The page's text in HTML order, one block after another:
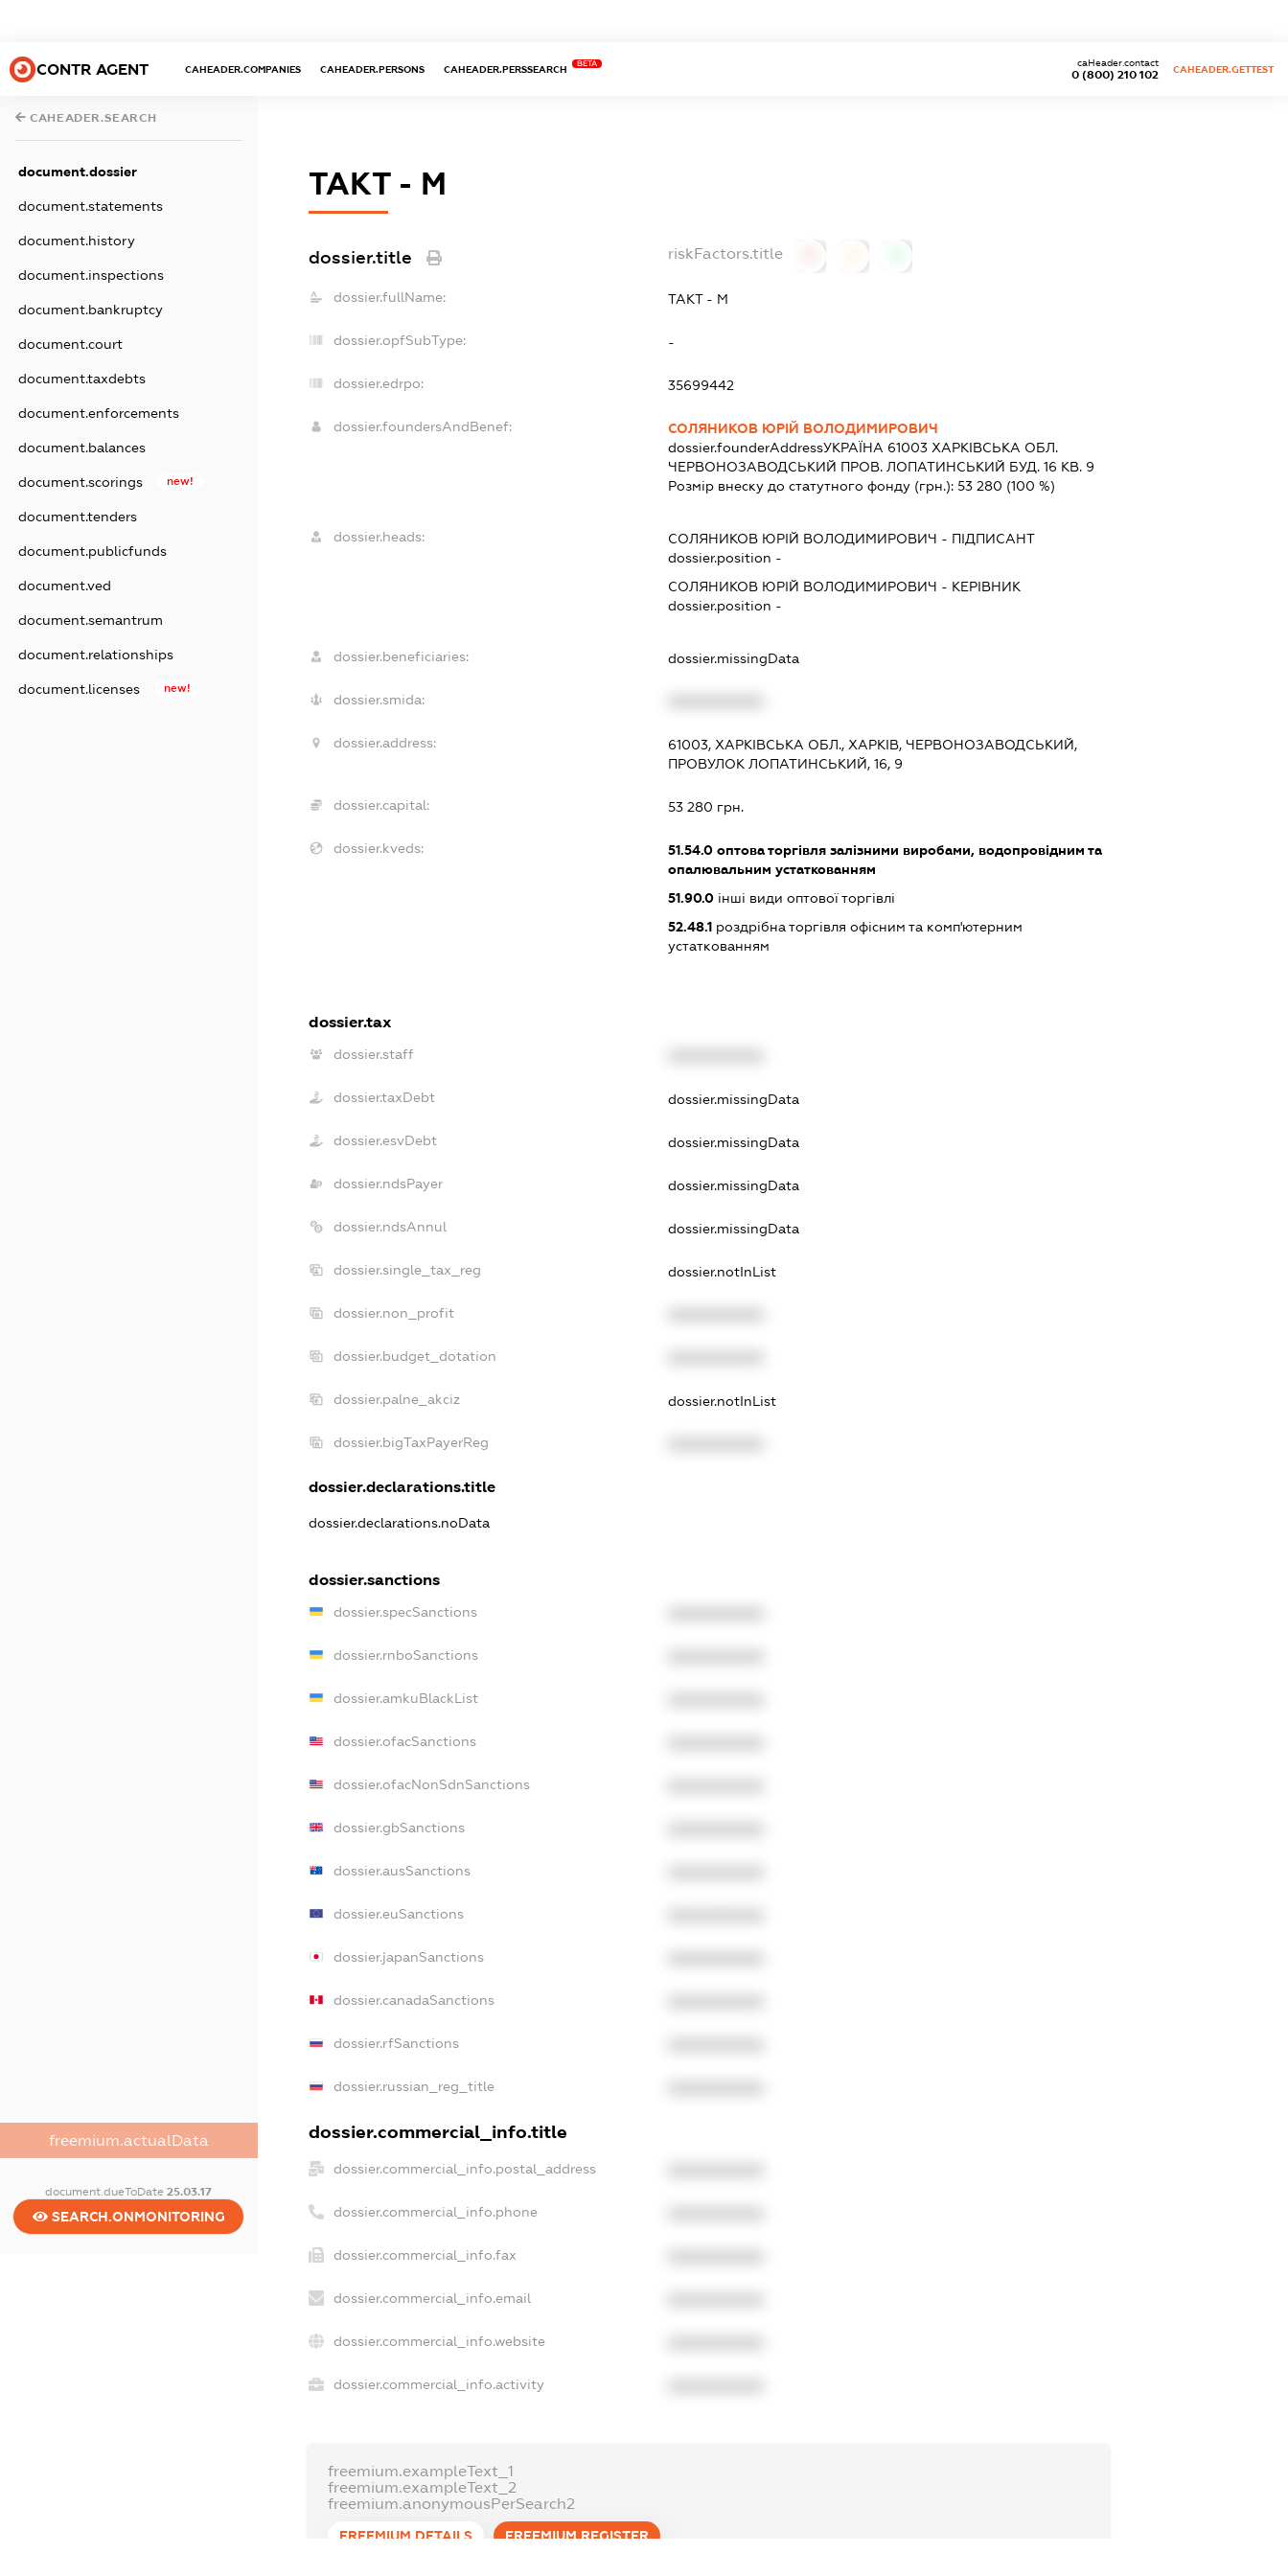
CONTR AGENT CAHEADER.COMPANIES CAHEADER.PERSONS CAHEADER.PERSSEARCH
BETA
0 (800) 210 102
caHeader.contact
CAHEADER.GETTEST
CAHEADER.SEARCH
document.dossier
document.statements
document.history
document.inspections
document.bankruptcy
document.court
document.taxdebts
document.enforcements
document.balances
document.scorings new!
document.tenders
document.publicfunds
document.ved
document.semantrum
document.relationships
document.licenses new!
freemium.actualData
document.dueToDate25.03.17
SEARCH.ONMONITORING
ТАКТ - М
dossier.title riskFactors.title
dossier.fullName: ТАКТ - М
dossier.opfSubType: -
dossier.edrpo: 35699442
dossier.foundersAndBenef:
СОЛЯНИКОВ ЮРІЙ ВОЛОДИМИРОВИЧ
dossier.founderAddressУКРАЇНА 61003 ХАРКIВСЬКА ОБЛ.
ЧЕРВОНОЗАВОДСЬКИЙ ПРОВ. ЛОПАТИНСЬКИЙ БУД. 16 КВ. 9
Розмір внеску до статутного фонду (грн.):53 280 (100 %)
dossier.heads: СОЛЯНИКОВ ЮРІЙ ВОЛОДИМИРОВИЧ - ПІДПИСАНТ
dossier.position -
СОЛЯНИКОВ ЮРІЙ ВОЛОДИМИРОВИЧ - КЕРІВНИК
dossier.position -
dossier.beneficiaries: dossier.missingData
dossier.smida:
dossier.address:
61003, ХАРКІВСЬКА ОБЛ., ХАРКІВ, ЧЕРВОНОЗАВОДСЬКИЙ,
ПРОВУЛОК ЛОПАТИНСЬКИЙ, 16, 9
dossier.capital: 53 280 грн.
dossier.kveds: 51.54.0 оптова торгівля залізними виробами, водопровідним та
опалювальним устаткованням
51.90.0 інші види оптової торгівлі
52.48.1 роздрібна торгівля офісним та комп'ютерним
устаткованням
dossier.tax
dossier.staff
dossier.taxDebt dossier.missingData
dossier.esvDebt dossier.missingData
dossier.ndsPayer dossier.missingData
dossier.ndsAnnul dossier.missingData
dossier.single_tax_reg dossier.notInList
dossier.non_profit
dossier.budget_dotation
dossier.palne_akciz dossier.notInList
dossier.bigTaxPayerReg
dossier.declarations.title
dossier.declarations.noData
dossier.sanctions
dossier.specSanctions
dossier.rnboSanctions
dossier.amkuBlackList
dossier.ofacSanctions
dossier.ofacNonSdnSanctions
dossier.gbSanctions
dossier.ausSanctions
dossier.euSanctions
dossier.japanSanctions
dossier.canadaSanctions
dossier.rfSanctions
dossier.russian_reg_title
dossier.commercial_info.title
dossier.commercial_info.postal_address
dossier.commercial_info.phone
dossier.commercial_info.fax
dossier.commercial_info.email
dossier.commercial_info.website
dossier.commercial_info.activity
freemium.exampleText_1
freemium.exampleText_2
freemium.anonymousPerSearch2
FREEMIUM.DETAILS FREEMIUM.REGISTER